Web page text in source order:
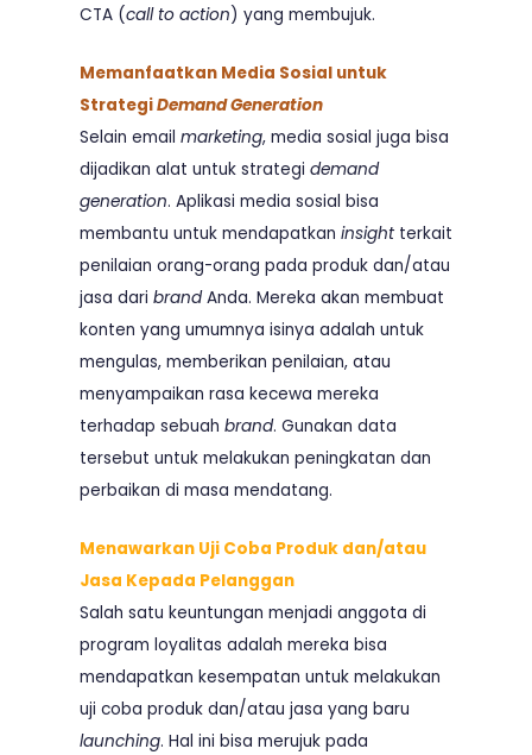
CTA (call to action) yang membujuk.
Memanfaatkan Media Sosial untuk
StrategiDemand Generation
Selain email marketing, media sosial juga bisa
dijadikan alat untuk strategi demand
generation. Aplikasi media sosial bisa
membantu untuk mendapatkan insight terkait
penilaian orang-orang pada produk dan/atau
jasa dari brandAnda. Mereka akan membuat
konten yang umumnya isinya adalah untuk
mengulas, memberikan penilaian, atau
menyampaikan rasa kecewa mereka
terhadap sebuah brand. Gunakan data
tersebut untuk melakukan peningkatan dan
perbaikan di masa mendatang.
Menawarkan Uji Coba Produk dan/atau
Jasa Kepada Pelanggan
Salah satu keuntungan menjadi anggota di
program loyalitas adalah mereka bisa
mendapatkan kesempatan untuk melakukan
uji coba produk dan/atau jasa yang baru
launching. Hal ini bisa merujuk pada